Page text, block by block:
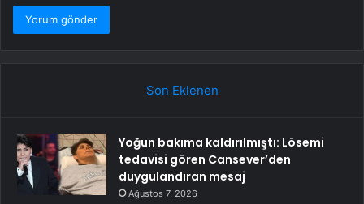
Son Eklenen
Yoğun bakıma kaldırılmıştı: Lösemi
tedavisi gören Cansever’den
duygulandıran mesaj
Ağustos 7, 2026